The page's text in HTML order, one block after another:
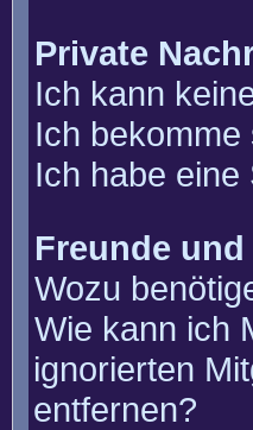
Private
Ich kann
Ich
Ich habe
Freunde
Wozu
Wie kann ich
ignorierten
entfernen?